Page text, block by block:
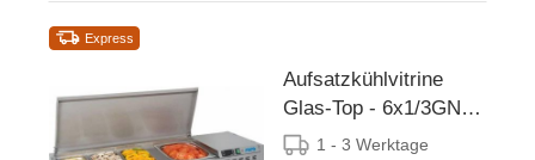
Express
Aufsatzkühlvitrine
Glas-Top - 6x1/3GN -
1400x395x(h)280mm
1 - 3 Werktage